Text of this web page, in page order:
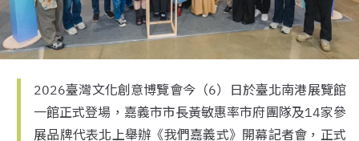
2026臺灣文化創意博覽會今（6）日於臺北南港展覽館
一館正式登場，嘉義市市長黃敏惠率市府團隊及14家參
展品牌代表北上舉辦《我們嘉義式》開幕記者會，正式